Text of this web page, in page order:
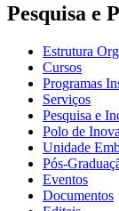
Pesquisa e
Estrutura
Cursos
Programas
Serviços
Pesquisa e
Polo de
Unidade
Pós-
Eventos
Documentos